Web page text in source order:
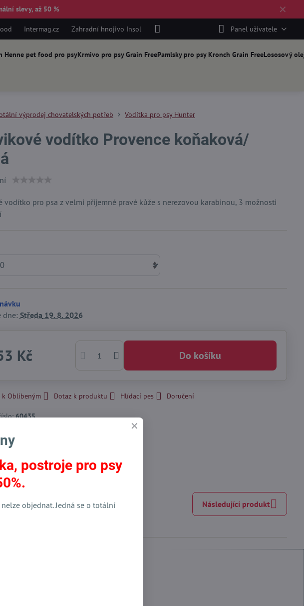
✕
slevy, až 50 %
Intermag.cz Zahradní hnojivo Insol Panel uživatele
Henne pet food pro psyKrmivo pro psy Grain FreePamlsky pro psy Kronch Grain FreeLososový
výprodej chovatelských potřeb Vodítka pro psy Hunter
vodítko Provence koňaková/
vodítko pro psa z velmi příjemné pravé kůže s nerezovou karabinou, 3 možnosti
dne: Středa 19. 8. 2026
Kč Do košíku
k Oblíbeným Dotaz k produktu Hlídací pes Doručení
60435
LinkedInWhatsApp
E-
Následující produkt
postroje pro psy
objednat. Jedná se o totální